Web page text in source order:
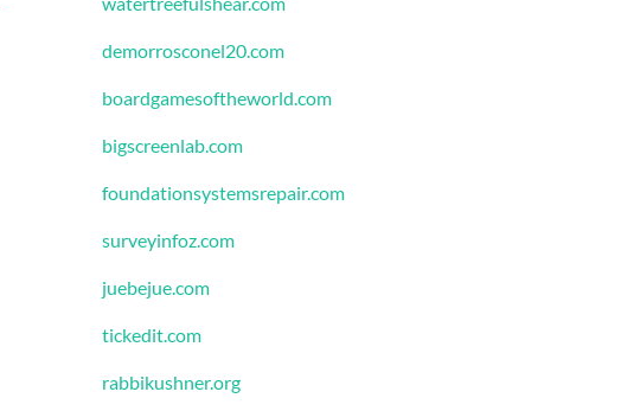
demorrosconel20.com
boardgamesoftheworld.com
bigscreenlab.com
foundationsystemsrepair.com
surveyinfoz.com
juebejue.com
tickedit.com
rabbikushner.org